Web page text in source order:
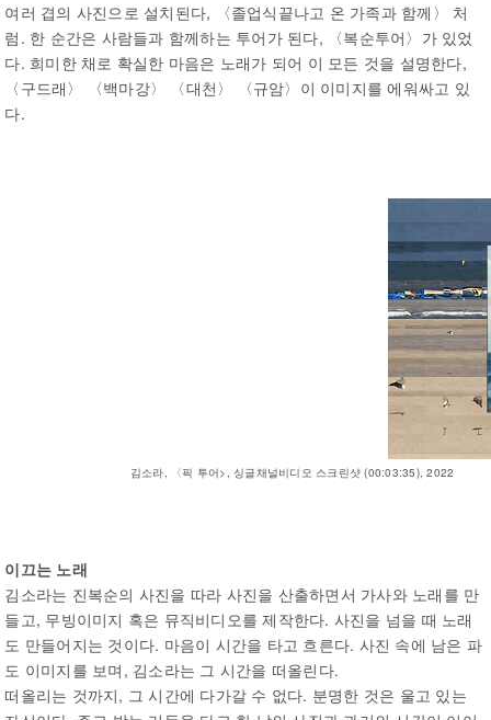
여러 겹의 사진으로 설치된다, 〈졸업식끝나고 온 가족과 함께〉 처
럼. 한 순간은 사람들과 함께하는 투어가 된다, 〈복순투어〉가 있었
다. 희미한 채로 확실한 마음은 노래가 되어 이 모든 것을 설명한다,
〈구드래〉 〈백마강〉 〈대천〉 〈규암〉이 이미지를 에워싸고 있
다.
김소라, 〈픽 투어>, 싱글채널비디오 스크린샷 (00:03:35), 2022
이끄는 노래
김소라는 진복순의 사진을 따라 사진을 산출하면서 가사와 노래를 만
들고, 무빙이미지 혹은 뮤직비디오를 제작한다. 사진을 넘을 때 노래
도 만들어지는 것이다. 마음이 시간을 타고 흐른다. 사진 속에 남은 파
도 이미지를 보며, 김소라는 그 시간을 떠올린다.
떠올리는 것까지, 그 시간에 다가갈 수 없다. 분명한 것은 울고 있는